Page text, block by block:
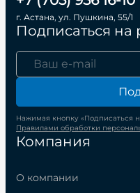
Компания
О компании
г. Астана, ул. Пушкина, 55/1
Подписаться на
Нажимая кнопку «Подписаться
Правилами обработки